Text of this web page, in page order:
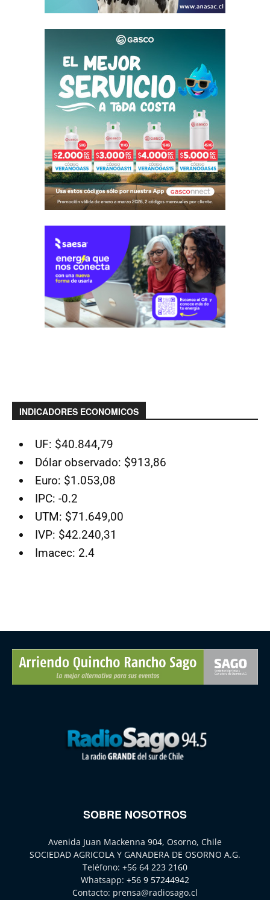
INDICADORES ECONOMICOS
UF: $40.844,79
Dólar observado: $913,86
Euro: $1.053,08
IPC: -0.2
UTM: $71.649,00
IVP: $42.240,31
Imacec: 2.4
SOBRE NOSOTROS
Avenida Juan Mackenna 904, Osorno, Chile
SOCIEDAD AGRICOLA Y GANADERA DE OSORNO A.G.
Teléfono: +56 64 223 2160
Whatsapp: +56 9 57244942
Contacto: prensa@radiosago.cl